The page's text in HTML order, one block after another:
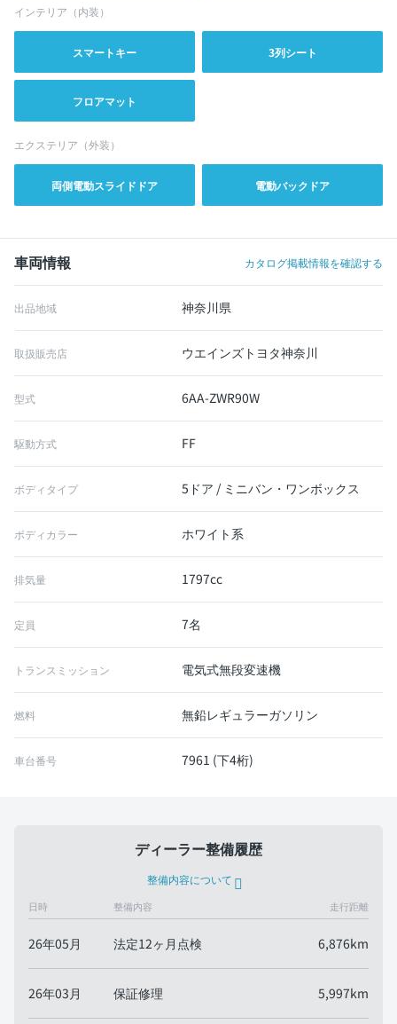
インテリア（内装）
スマートキー 3列シート
フロアマット
エクステリア（外装）
両側電動スライドドア 電動バックドア
車両情報 カタログ掲載情報を確認する
出品地域 神奈川県
取扱販売店 ウエインズトヨタ神奈川
型式 6AA-ZWR90W
駆動方式 FF
ボディタイプ 5ドア / ミニバン・ワンボックス
ボディカラー ホワイト系
排気量 1797cc
定員 7名
トランスミッション 電気式無段変速機
燃料 無鉛レギュラーガソリン
車台番号 7961 (下4桁)
ディーラー整備履歴
整備内容について
日時 整備内容 走行距離
26年05月 法定12ヶ月点検 6,876km
26年03月 保証修理 5,997km